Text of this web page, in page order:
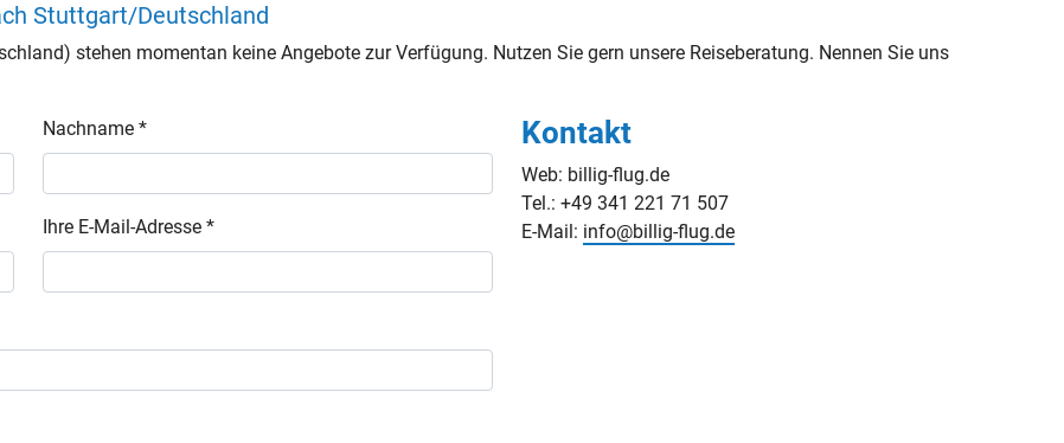
Stuttgart/Deutschland
stehen momentan keine Angebote zur Verfügung. Nutzen Sie gern unsere Reiseberatung. Nennen Sie uns
Nachname *
Ihre E-Mail-Adresse *
Kontakt
Web: billig-flug.de
Tel.: +49 341 221 71 507
E-Mail: info@billig-flug.de